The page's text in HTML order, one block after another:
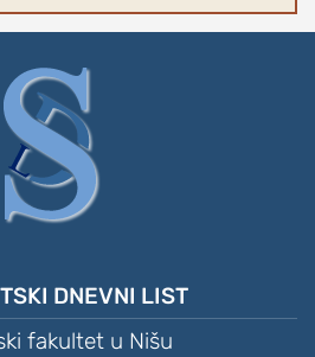
DNEVNI LIST
fakultet u Nišu